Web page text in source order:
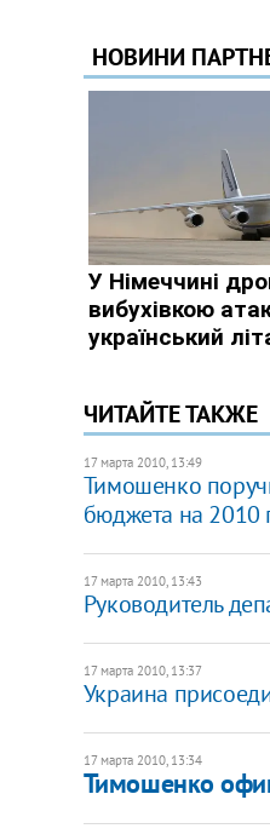
ЧИТАЙТЕ ТАКЖЕ
17 марта 2010, 13:49
Тимошенко
бюджета на 2010
17 марта 2010, 13:43
Руководитель
17 марта 2010, 13:37
Украина
17 марта 2010, 13:34
Тимошенко